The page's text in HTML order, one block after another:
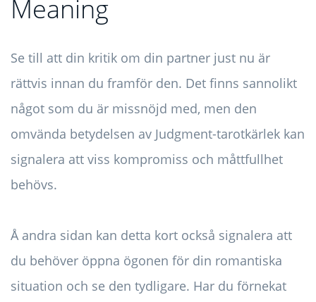
Meaning
Se till att din kritik om din partner just nu är
rättvis innan du framför den. Det finns sannolikt
något som du är missnöjd med, men den
omvända betydelsen av Judgment-tarotkärlek kan
signalera att viss kompromiss och måttfullhet
behövs.
Å andra sidan kan detta kort också signalera att
du behöver öppna ögonen för din romantiska
situation och se den tydligare. Har du förnekat